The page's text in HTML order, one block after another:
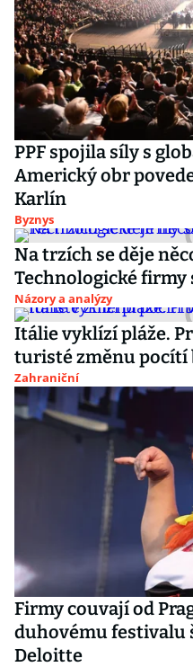
PPF spojila síly s
Americký obr
Karlín
Byznys
Na trzích se děje
Technologické
Názory a analýzy
Itálie vyklízí pláže.
turisté změnu pocítí
Zahraniční
Firmy couvají od
duhovému
Deloitte